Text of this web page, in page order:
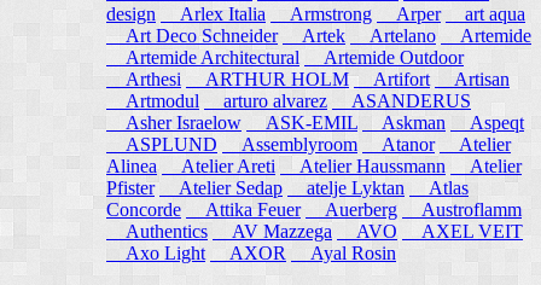
design
Arlex Italia Armstrong Arper
art aqua
Art Deco Schneider
Artek Artelano
Artemide
Artemide Architectural
Artemide Outdoor
Arthesi
ARTHUR HOLM Artifort
Artisan
Artmodul
arturo alvarez
ASANDERUS
Asher Israelow
ASK-EMIL Askman
Aspeqt
ASPLUND
Assemblyroom Atanor
Atelier
Alinea
Atelier Areti Atelier Haussmann
Atelier
Pfister
Atelier Sedap atelje Lyktan
Atlas
Concorde
Attika Feuer Auerberg
Austroflamm
Authentics
AV Mazzega AVO
AXEL VEIT
Axo Light
AXOR Ayal Rosin